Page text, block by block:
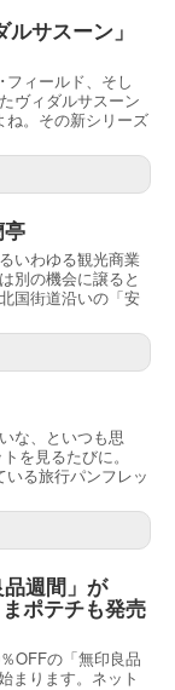
サスーン」
ィールド、そし
ヴィダルサスーン
ね。その新シリーズ
いわゆる観光商業
別の機会に譲ると
国街道沿いの「安
な、といつも思
を見るたびに。
いる旅行パンフレッ
週間」が
ポテチも発売
OFFの「無印良品
まります。ネット